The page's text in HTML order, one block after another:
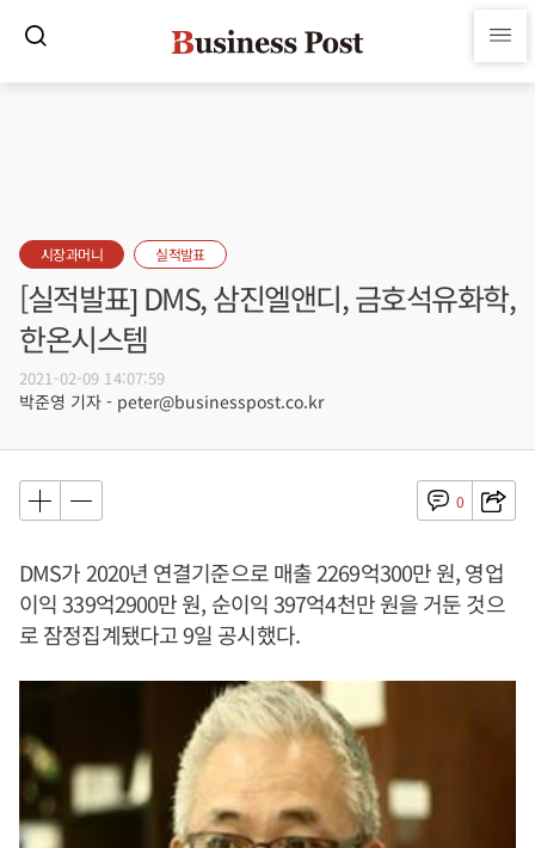
시장과머니 실적발표
[실적발표] DMS, 삼진엘앤디, 금호석유화학,
한온시스템
2021-02-09 14:07:59
박준영 기자 - peter@businesspost.co.kr
0
DMS가 2020년 연결기준으로 매출 2269억300만 원, 영업
이익 339억2900만 원, 순이익 397억4천만 원을 거둔 것으
로 잠정집계됐다고 9일 공시했다.